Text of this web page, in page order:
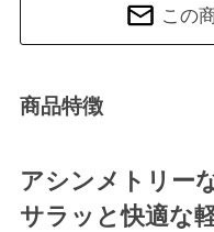
この
商品特徴
アシンメトリー
サラッと快適な